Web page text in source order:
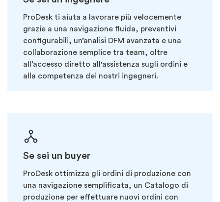
ProDesk ti aiuta a lavorare più velocemente
grazie a una navigazione fluida, preventivi
configurabili, un’analisi DFM avanzata e una
collaborazione semplice tra team, oltre
all’accesso diretto all'assistenza sugli ordini e
alla competenza dei nostri ingegneri.
Se sei un buyer
ProDesk ottimizza gli ordini di produzione con
una navigazione semplificata, un Catalogo di
produzione per effettuare nuovi ordini con